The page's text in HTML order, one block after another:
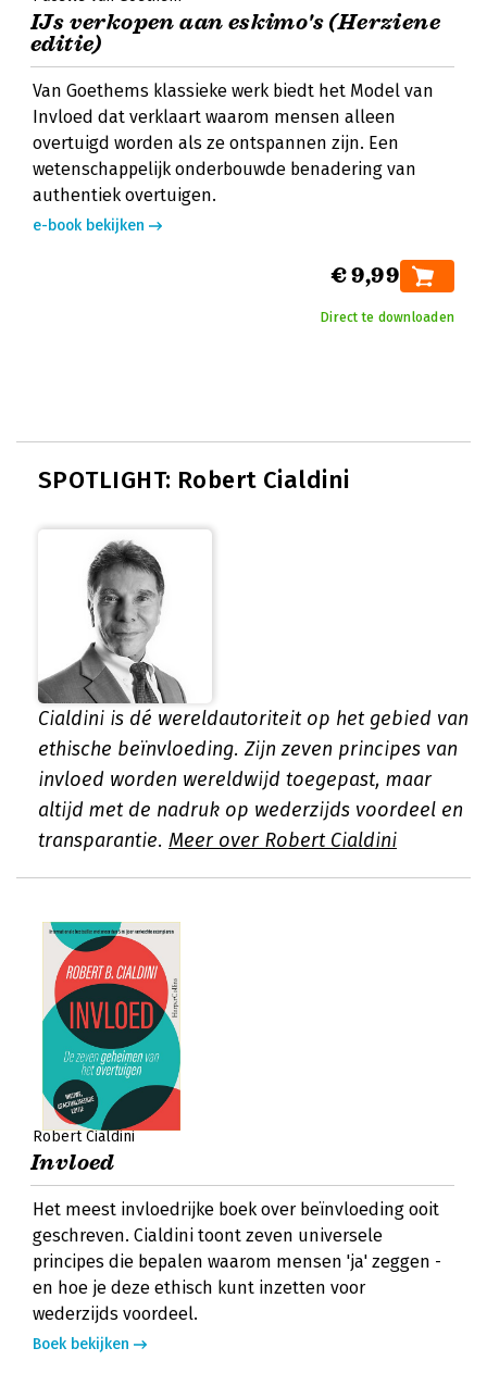
IJs verkopen aan eskimo's (Herziene
editie)
Van Goethems klassieke werk biedt het Model van
Invloed dat verklaart waarom mensen alleen
overtuigd worden als ze ontspannen zijn. Een
wetenschappelijk onderbouwde benadering van
authentiek overtuigen.
e-book bekijken
€ 9,99
Direct te downloaden
SPOTLIGHT: Robert Cialdini
Cialdini is dé wereldautoriteit op het gebied van
ethische beïnvloeding. Zijn zeven principes van
invloed worden wereldwijd toegepast, maar
altijd met de nadruk op wederzijds voordeel en
transparantie. Meer over Robert Cialdini
Robert Cialdini
Invloed
Het meest invloedrijke boek over beïnvloeding ooit
geschreven. Cialdini toont zeven universele
principes die bepalen waarom mensen 'ja' zeggen -
en hoe je deze ethisch kunt inzetten voor
wederzijds voordeel.
Boek bekijken